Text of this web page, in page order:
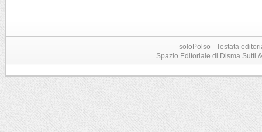
soloPolso - Testata
Spazio Editoriale di Disma Sutti